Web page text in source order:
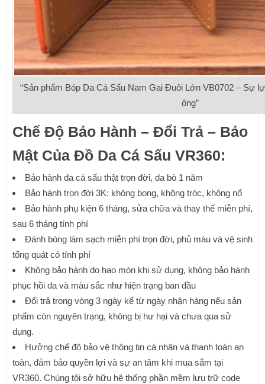
“Sản phẩm Bóp Da Cá Sấu Nam Gai Đuôi Lớn VB0702 – Sự
ông”
Chế Độ Bảo Hành – Đổi Trả – Bảo
Mật Của Đồ Da Cá Sấu VR360:
Bảo hành da cá sấu thật trọn đời, da bò 1 năm
Bảo hành trọn đời 3K: không bong, không tróc, không nổ
Bảo hành phụ kiện 6 tháng, sửa chữa và thay thế miễn phí,
sau 6 tháng tính phí
Đánh bóng làm sạch miễn phí trọn đời, phủ màu và vệ sinh
tổng quát có tính phí
Không bảo hành do hao mòn khi sử dụng, không bảo hành
phục hồi da và màu sắc như hiện trạng ban đầu
Đổi trả trong vòng 3 ngày kể từ ngày nhận hàng nếu sản
phẩm còn nguyên trạng, không bị hư hại và chưa qua sử
dụng.
Hưởng chế độ bảo vệ thông tin cá nhân và thanh toán an
toàn, đảm bảo quyền lợi và sự an tâm khi mua sắm tại
VR360. Chúng tôi sở hữu hệ thống phần mềm lưu trữ code